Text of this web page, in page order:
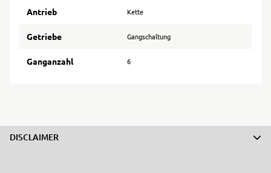
Antrieb Kette
Getriebe Gangschaltung
Ganganzahl 6
DISCLAIMER